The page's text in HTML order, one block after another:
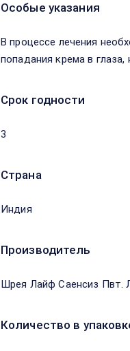
Особые указания
В процессе лечения
попадания крема в глаза,
Срок годности
3
Страна
Индия
Производитель
Шрея Лайф Саенсиз Пвт.
Количество в